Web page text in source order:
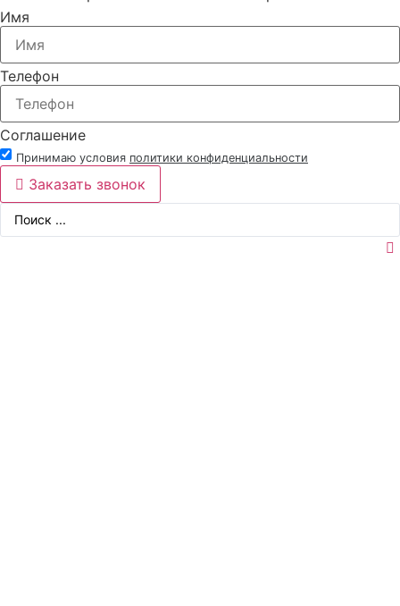
Имя
Телефон
Соглашение
Принимаю условия политики конфиденциальности
Заказать звонок